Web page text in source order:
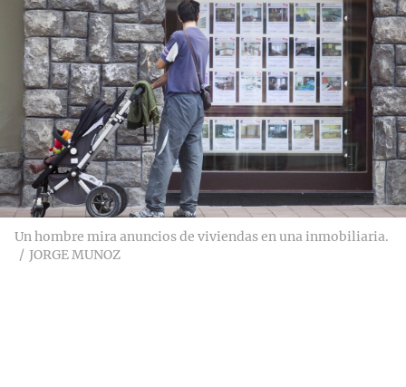
Un hombre mira anuncios de viviendas en una inmobiliaria.
JORGE MUNOZ